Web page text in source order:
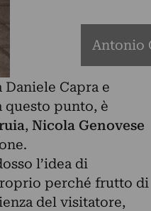
Antonio
Daniele Capra e
questo punto, è
, Nicola Genovese
l’idea di
perché frutto di
del visitatore,